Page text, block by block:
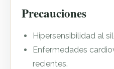
Precauciones
Hipersensibilidad al
Enfermedades
recientes.